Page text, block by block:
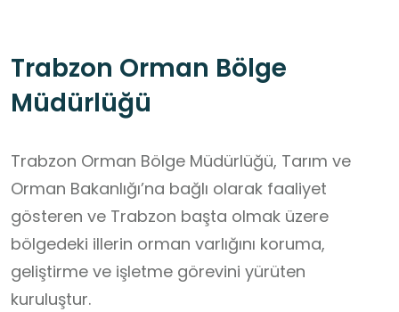
Trabzon Orman Bölge
Müdürlüğü
Trabzon Orman Bölge Müdürlüğü, Tarım ve
Orman Bakanlığı’na bağlı olarak faaliyet
gösteren ve Trabzon başta olmak üzere
bölgedeki illerin orman varlığını koruma,
geliştirme ve işletme görevini yürüten
kuruluştur.